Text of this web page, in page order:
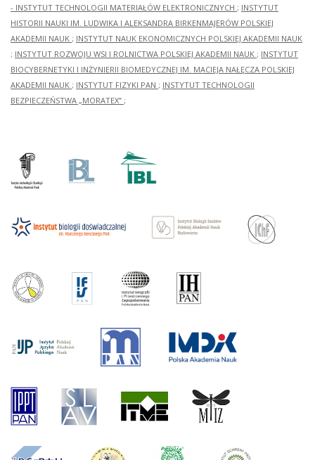
- INSTYTUT TECHNOLOGII MATERIAŁÓW ELEKTRONICZNYCH ; INSTYTUT
HISTORII NAUKI IM. LUDWIKA I ALEKSANDRA BIRKENMAJERÓW POLSKIEJ
AKADEMII NAUK ; INSTYTUT NAUK EKONOMICZNYCH POLSKIEJ AKADEMII NAUK
; INSTYTUT ROZWOJU WSI I ROLNICTWA POLSKIEJ AKADEMII NAUK ; INSTYTUT
BIOCYBERNETYKI I INŻYNIERII BIOMEDYCZNEJ IM. MACIEJA NAŁĘCZA POLSKIEJ
AKADEMII NAUK ; INSTYTUT FIZYKI PAN ; INSTYTUT TECHNOLOGII
BEZPIECZEŃSTWA „MORATEX” ;